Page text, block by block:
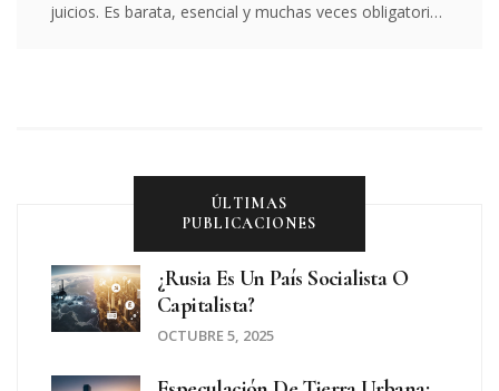
juicios. Es barata, esencial y muchas veces obligatoria.
ÚLTIMAS
PUBLICACIONES
¿Rusia Es Un País Socialista O
Capitalista?
OCTUBRE 5, 2025